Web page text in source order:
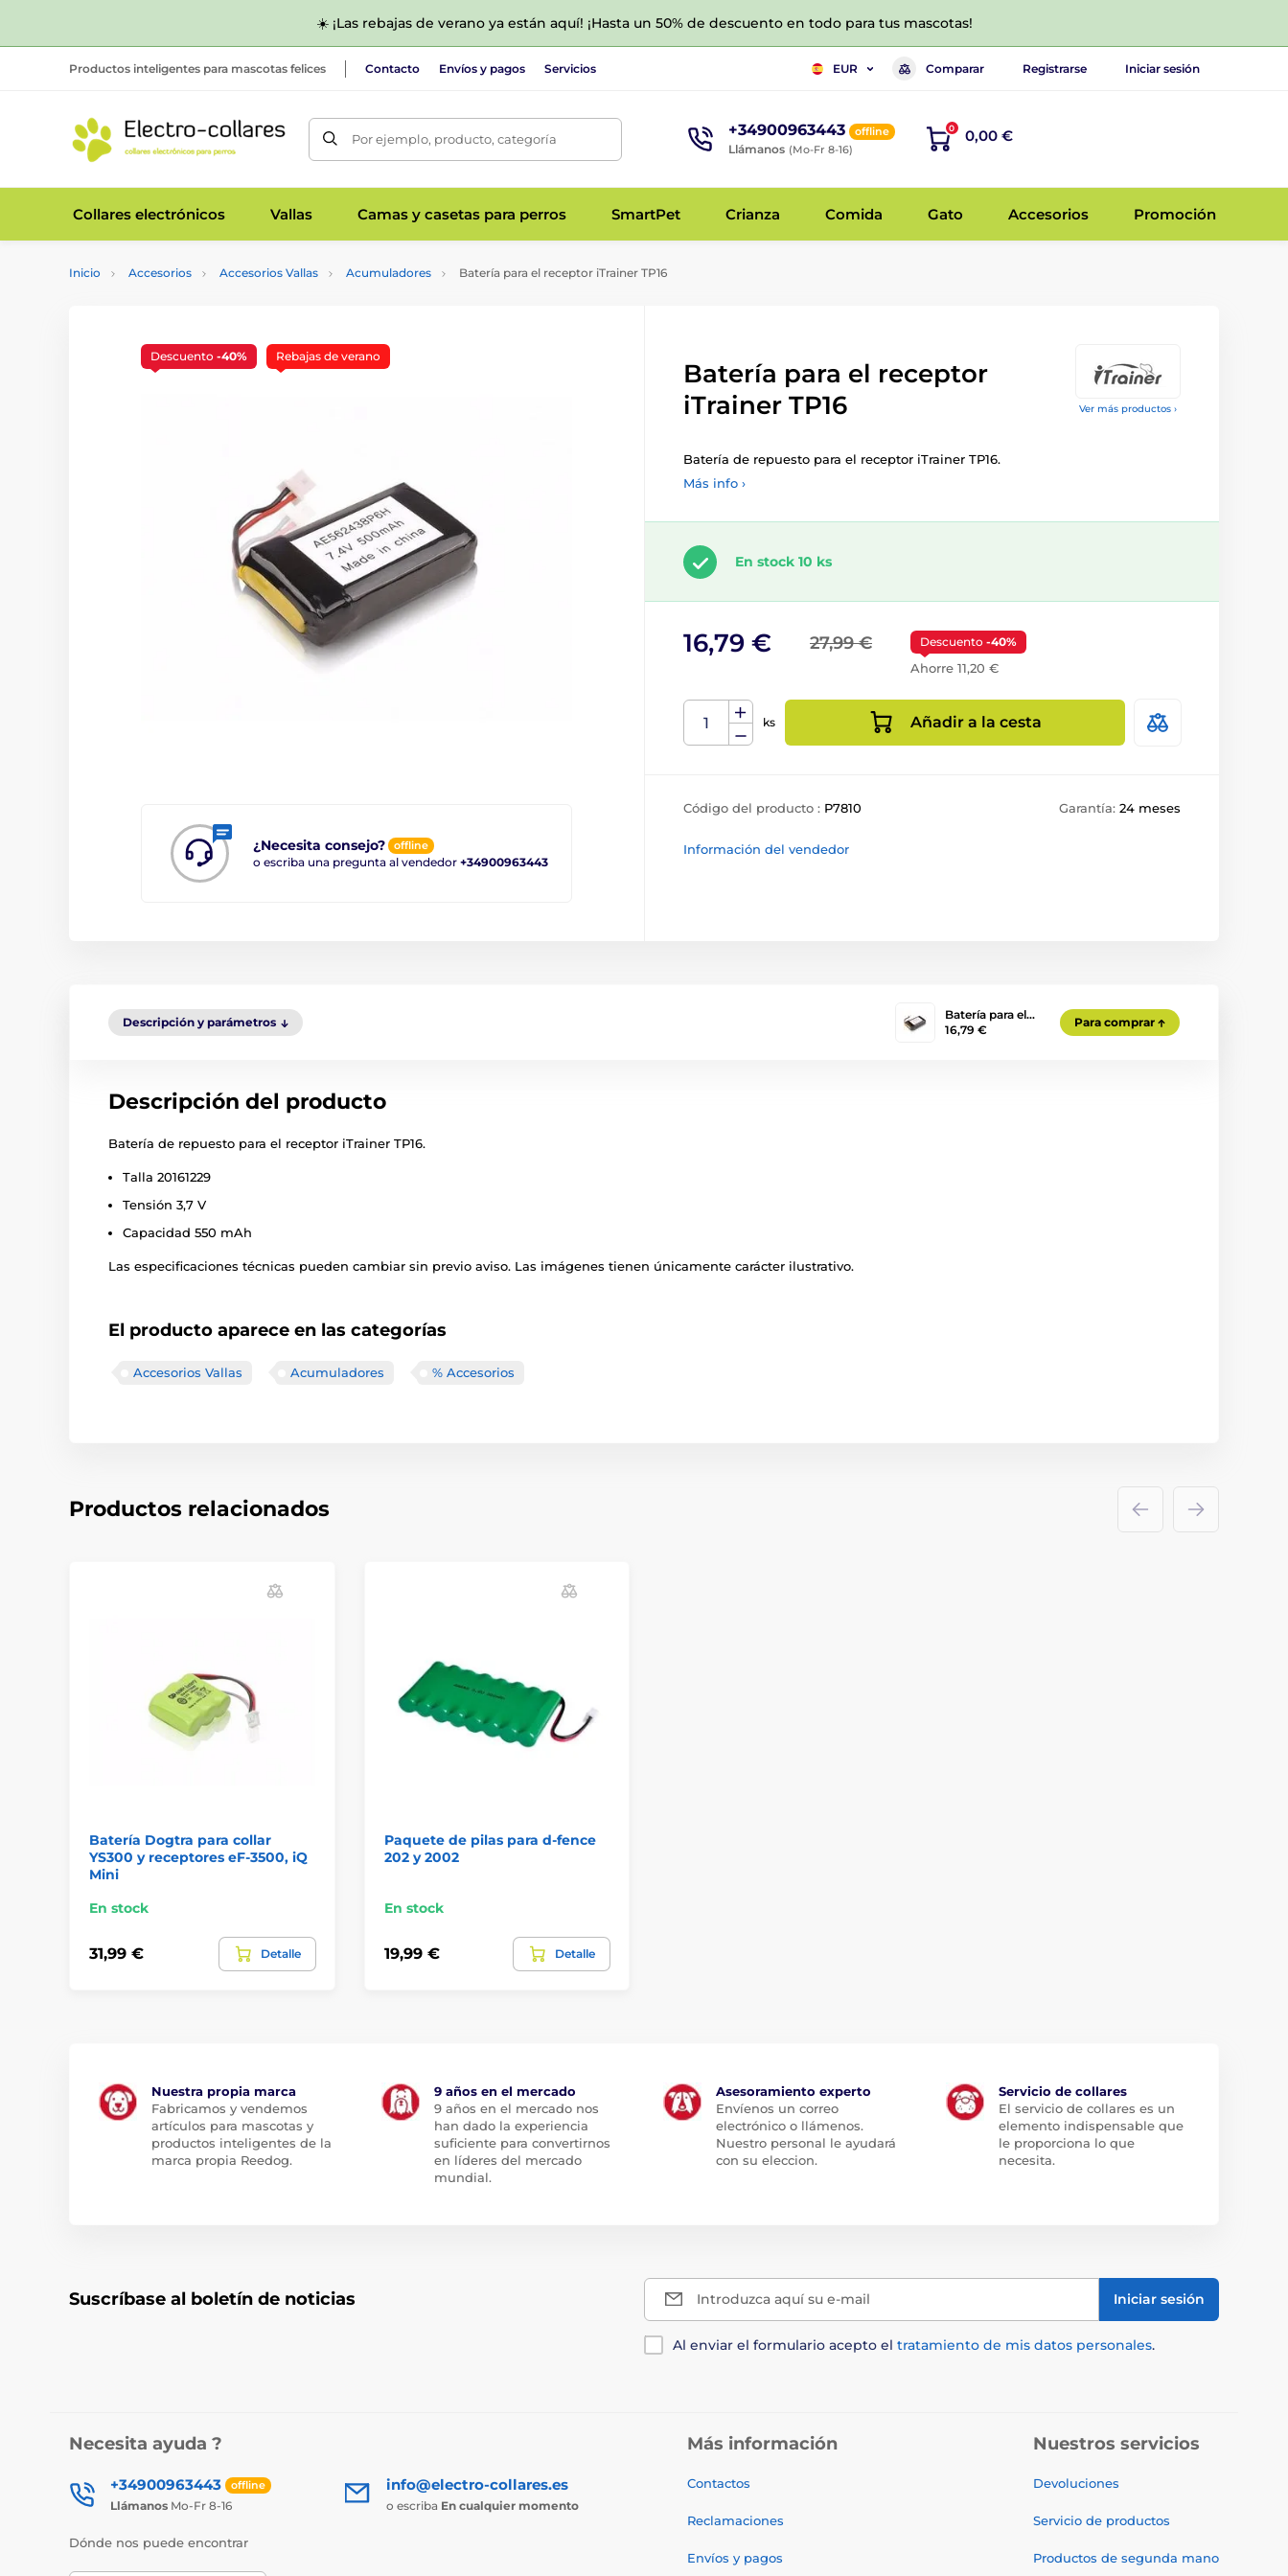
☀️ ¡Las rebajas de verano ya están aquí! ¡Hasta un 50% de descuento en todo para tus mascotas!
Productos inteligentes para mascotas felices Contacto Envíos y pagos Servicios EUR Comparar Registrarse Iniciar sesión
Por ejemplo, producto, categoría +34900963443 offline
Llámanos (Mo-Fr 8-16)
0 0,00 €
Collares electrónicos Vallas Camas y casetas para perros SmartPet Crianza Comida Gato Accesorios Promoción
Inicio Accesorios Accesorios Vallas Acumuladores Batería para el receptor iTrainer TP16
Ver más productos ›
¿Necesita consejo? offline
o escriba una pregunta al vendedor +34900963443
Descuento -40% Rebajas de verano
Batería para el receptor
iTrainer TP16
Batería de repuesto para el receptor iTrainer TP16.
Más info ›
En stock 10 ks
27,99 €
16,79 € Descuento -40%
Ahorre 11,20 €
ks Añadir a la cesta
Código del producto : P7810 Garantía: 24 meses
Información del vendedor
Descripción y parámetros
Batería para el…
16,79 €
Para comprar
Descripción del producto
Batería de repuesto para el receptor iTrainer TP16.
Talla 20161229
Tensión 3,7 V
Capacidad 550 mAh
Las especificaciones técnicas pueden cambiar sin previo aviso. Las imágenes tienen únicamente carácter ilustrativo.
El producto aparece en las categorías
Accesorios Vallas Acumuladores % Accesorios
Productos relacionados
Batería Dogtra para collar
YS300 y receptores eF-3500, iQ
Mini
En stock
31,99 € Detalle
Paquete de pilas para d-fence
202 y 2002
En stock
19,99 € Detalle
Nuestra propia marca
Fabricamos y vendemos
artículos para mascotas y
productos inteligentes de la
marca propia Reedog.
9 años en el mercado
9 años en el mercado nos
han dado la experiencia
suficiente para convertirnos
en líderes del mercado
mundial.
Asesoramiento experto
Envíenos un correo
electrónico o llámenos.
Nuestro personal le ayudará
con su eleccion.
Servicio de collares
El servicio de collares es un
elemento indispensable que
le proporciona lo que
necesita.
Suscríbase al boletín de noticias Introduzca aquí su e-mail Iniciar sesión
Al enviar el formulario acepto el tratamiento de mis datos personales.
Necesita ayuda ?
+34900963443 offline
Llámanos Mo-Fr 8-16
info@electro-collares.es
o escriba En cualquier momento
Dónde nos puede encontrar
Más información
Contactos
Reclamaciones
Envíos y pagos
Nuestros servicios
Devoluciones
Servicio de productos
Productos de segunda mano